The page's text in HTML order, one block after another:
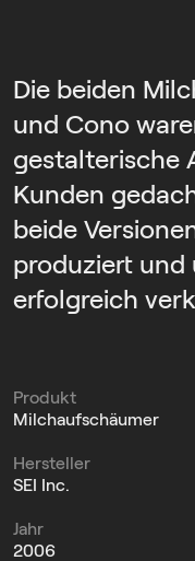
Die beiden
und Cono
gestalterische
Kunden
beide
produziert und
erfolgreich
Produkt
Milchaufschäumer
Hersteller
SEI Inc.
Jahr
2006